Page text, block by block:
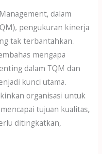
dalam
pengukuran kinerja
tak terbantahkan.
mengapa
dalam TQM dan
kunci utama.
organisasi untuk
tujuan kualitas,
ditingkatkan,